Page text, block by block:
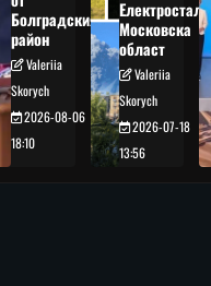
Болградския
район
Valeriia
Skorych
2026-08-06
18:10
Електростал,
Московска
област
Valeriia
Skorych
2026-07-18
13:56